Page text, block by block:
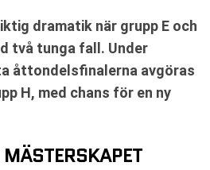
dramatik när grupp E och
två tunga fall. Under
åttondelsfinalerna avgöras
H, med chans för en ny
MÄSTERSKAPET